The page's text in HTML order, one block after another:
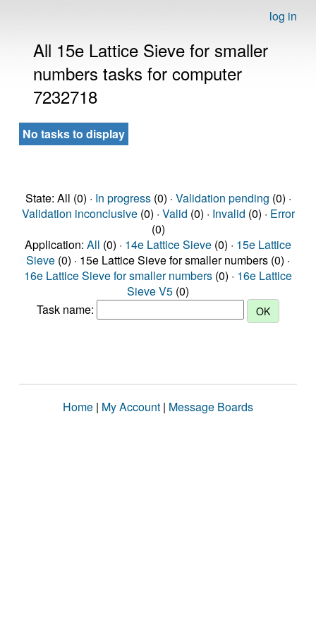
log in
All 15e Lattice Sieve for smaller
numbers tasks for computer
7232718
No tasks to display
State: All (0) · In progress(0) · Validation pending (0) ·
Validation inconclusive(0) · Valid (0) · Invalid (0) · Error
(0)
Application: All (0) · 14e Lattice Sieve (0) · 15e Lattice
Sieve (0) · 15e Lattice Sieve for smaller numbers (0) ·
16e Lattice Sieve for smaller numbers (0) · 16e Lattice
Sieve V5 (0)
Task name:
Home | My Account | Message Boards